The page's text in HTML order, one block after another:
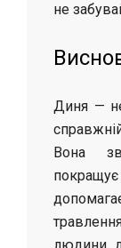
не
Диня —
Вона